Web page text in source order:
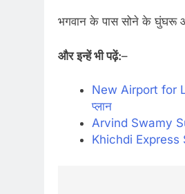
भगवान के पास सोने के घुंघरू
और इन्हें भी पढ़ें:–
New Airport for
प्लान
Arvind Swamy
Khichdi Express